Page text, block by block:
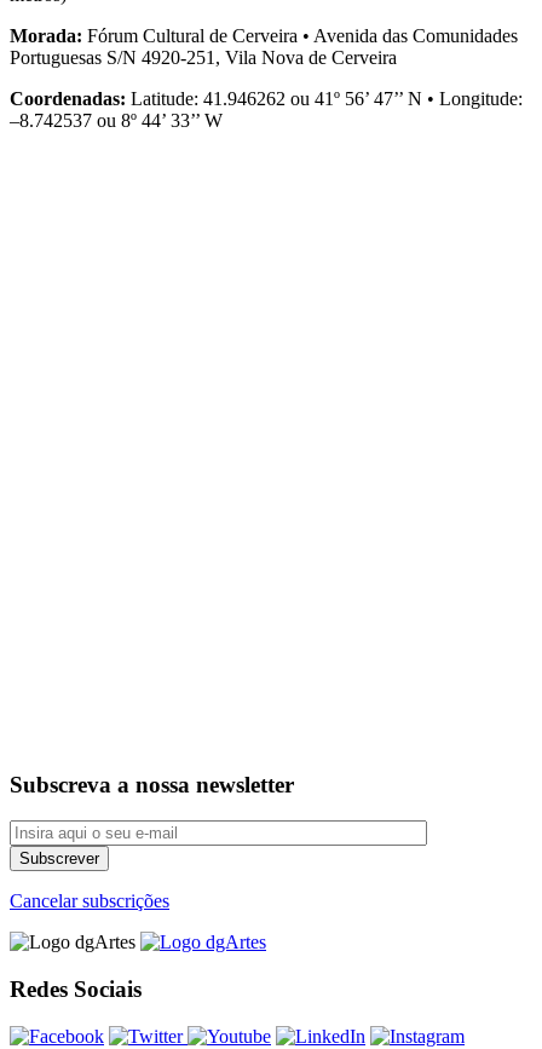
Morada: Fórum Cultural de Cerveira • Avenida das Comunidades
Portuguesas S/N 4920-251, Vila Nova de Cerveira
Coordenadas: Latitude: 41.946262 ou 41º 56’ 47’’ N • Longitude:
–8.742537 ou 8º 44’ 33’’ W
Subscreva a nossa newsletter
Cancelar subscrições
Redes Sociais